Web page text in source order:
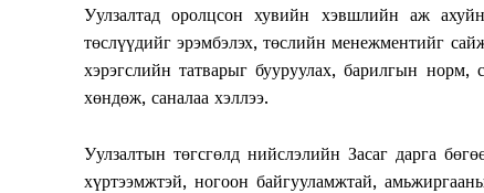
Уулзалтад оролцсон хувийн хэвшлийн аж
төслүүдийг эрэмбэлэх, төслийн менежментийг
хэрэгслийн татварыг бууруулах, барилгын норм,
хөндөж, саналаа хэллээ.
Уулзалтын төгсгөлд нийслэлийн Засаг дарга
хүртээмжтэй, ногоон байгууламжтай,